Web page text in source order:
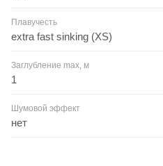
Плавучесть
extra fast sinking (XS)
Заглубление max, м
1
Шумовой эффект
нет